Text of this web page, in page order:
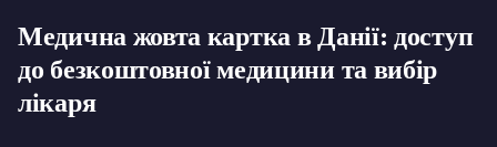
Медична жовта картка в Данії: доступ
до безкоштовної медицини та вибір
лікаря